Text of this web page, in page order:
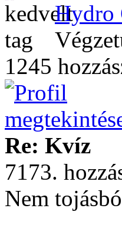
Hydro
1245
Re: Kvíz
7173.
Nem